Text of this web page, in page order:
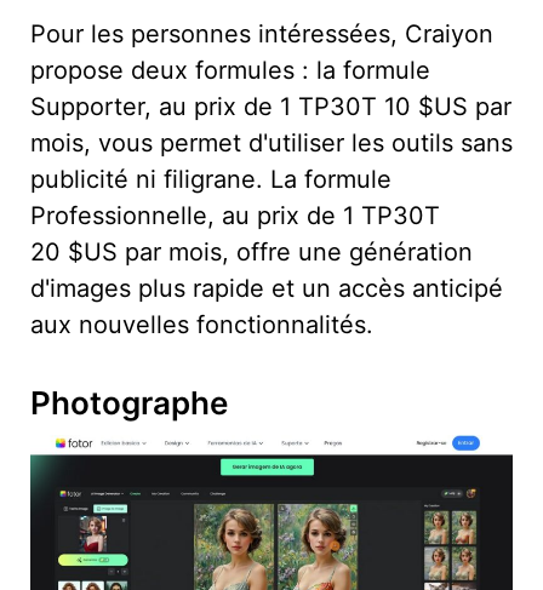
Pour les personnes intéressées, Craiyon
propose deux formules : la formule
Supporter, au prix de 1 TP30T 10 $US par
mois, vous permet d'utiliser les outils sans
publicité ni filigrane. La formule
Professionnelle, au prix de 1 TP30T
20 $US par mois, offre une génération
d'images plus rapide et un accès anticipé
aux nouvelles fonctionnalités.
Photographe